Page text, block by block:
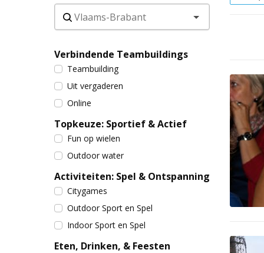
Verbindende Teambuildings
Teambuilding
Uit vergaderen
Online
Topkeuze: Sportief & Actief
Fun op wielen
Outdoor water
Activiteiten: Spel & Ontspanning
Citygames
Outdoor Sport en Spel
Indoor Sport en Spel
Eten, Drinken, & Feesten